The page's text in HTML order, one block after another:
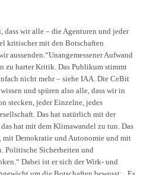
dass wir alle – die Agenturen und jeder
kritischer mit den Botschaften
aussenden.“Unangemessener Aufwand
zu harter Kritik. Das Publikum stimmt
nicht mehr – siehe IAA. Die CeBit
und spüren also alle, dass wir in
stecken, jeder Einzelne, jedes
Das hat natürlich mit der
hat mit dem Klimawandel zu tun. Das
mit Demokratie und Autonomie und mit
Politische Sicherheiten und
Dabei ist er sich der Wirk- und